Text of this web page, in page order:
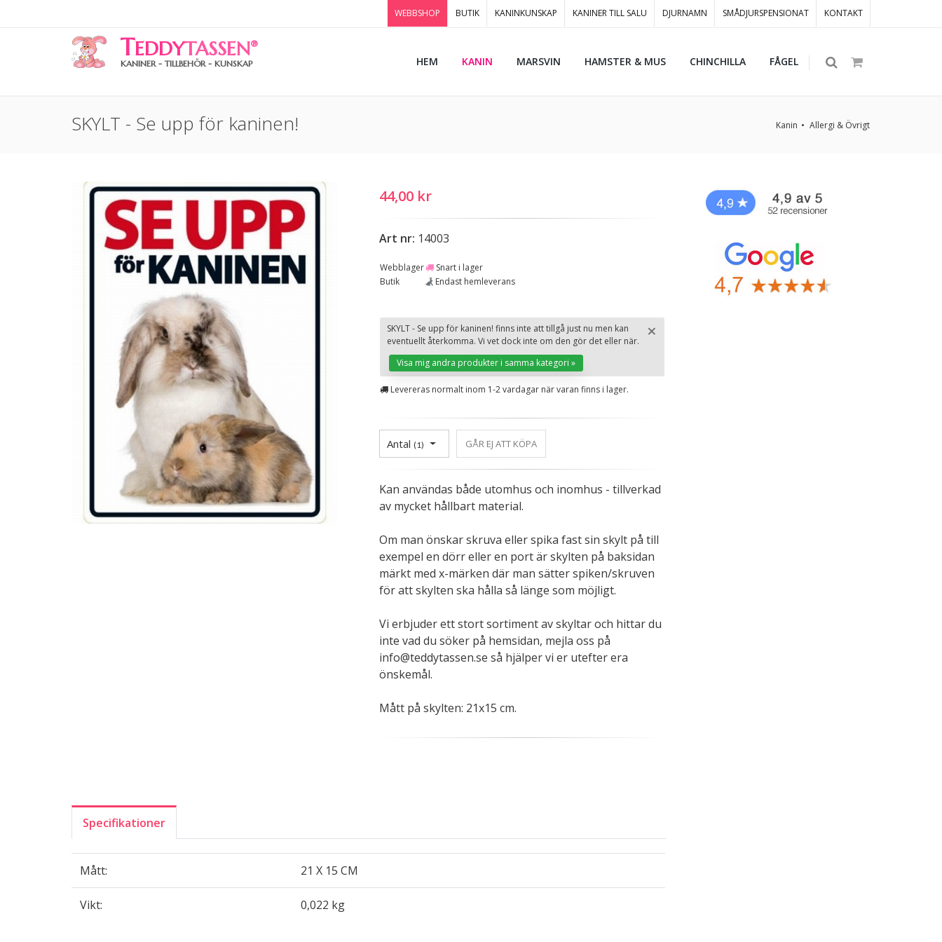
WEBBSHOP BUTIK KANINKUNSKAP KANINER TILL SALU DJURNAMN SMÅDJURSPENSIONAT KONTAKT
TEDDYTASSEN®
KANINER - TILLBEHÖR - KUNSKAP HEM KANIN MARSVIN HAMSTER & MUS CHINCHILLA FÅGEL
SKYLT - Se upp för kaninen! Kanin Allergi & Övrigt
44,00 kr
Art nr: 14003
Webblager
Snart i lager
Butik
Endast hemleverans
×
SKYLT - Se upp för kaninen! finns inte att tillgå just nu men kan
eventuellt återkomma. Vi vet dock inte om den gör det eller när.
Visa mig andra produkter i samma kategori »
Levereras normalt inom 1-2 vardagar när varan finns i lager.
Antal (1) GÅR EJ ATT KÖPA
Kan användas både utomhus och inomhus - tillverkad
av mycket hållbart material.
Om man önskar skruva eller spika fast sin skylt på till
exempel en dörr eller en port är skylten på baksidan
märkt med x-märken där man sätter spiken/skruven
för att skylten ska hålla så länge som möjligt.
Vi erbjuder ett stort sortiment av skyltar och hittar du
inte vad du söker på hemsidan, mejla oss på
info@teddytassen.se så hjälper vi er utefter era
önskemål.
Mått på skylten: 21x15 cm.
Specifikationer
Mått: 21 X 15 CM
Vikt: 0,022 kg